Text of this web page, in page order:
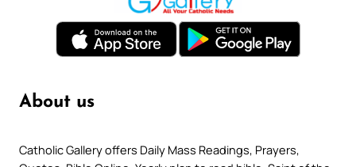
About us
Catholic Gallery offers Daily Mass Readings, Prayers,